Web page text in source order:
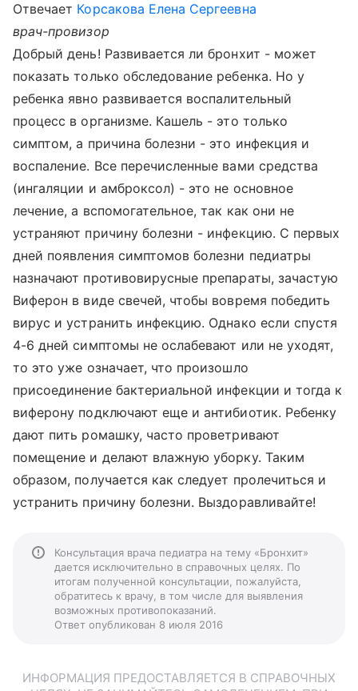
Отвечает Корсакова Елена Сергеевна
врач-провизор
Добрый день! Развивается ли бронхит - может
показать только обследование ребенка. Но у
ребенка явно развивается воспалительный
процесс в организме. Кашель - это только
симптом, а причина болезни - это инфекция и
воспаление. Все перечисленные вами средства
(ингаляции и амброксол) - это не основное
лечение, а вспомогательное, так как они не
устраняют причину болезни - инфекцию. С первых
дней появления симптомов болезни педиатры
назначают противовирусные препараты, зачастую
Виферон в виде свечей, чтобы вовремя победить
вирус и устранить инфекцию. Однако если спустя
4-6 дней симптомы не ослабевают или не уходят,
то это уже означает, что произошло
присоединение бактериальной инфекции и тогда к
виферону подключают еще и антибиотик. Ребенку
дают пить ромашку, часто проветривают
помещение и делают влажную уборку. Таким
образом, получается как следует пролечиться и
устранить причину болезни. Выздоравливайте!
Консультация врача педиатра на тему «Бронхит»
дается исключительно в справочных целях. По
итогам полученной консультации, пожалуйста,
обратитесь к врачу, в том числе для выявления
возможных противопоказаний.
Ответ опубликован 8 июля 2016
ИНФОРМАЦИЯ ПРЕДОСТАВЛЯЕТСЯ В СПРАВОЧНЫХ